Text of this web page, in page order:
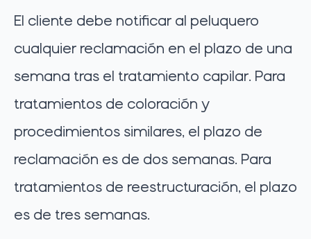
El cliente debe notificar al peluquero
cualquier reclamación en el plazo de una
semana tras el tratamiento capilar. Para
tratamientos de coloración y
procedimientos similares, el plazo de
reclamación es de dos semanas. Para
tratamientos de reestructuración, el plazo
es de tres semanas.